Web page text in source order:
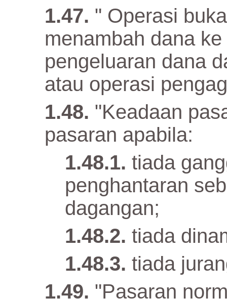
" Operasi
menambah dana
pengeluaran dana
atau operasi
"Keadaan
pasaran apabila:
tiada
penghantaran
dagangan;
tiada
tiada
"Pasaran